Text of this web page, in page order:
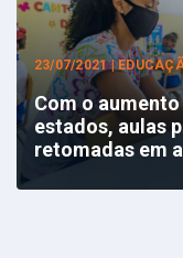
23/07/2021 |
Com o
estados, aulas
retomadas em